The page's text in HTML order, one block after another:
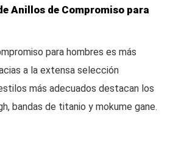
Anillos de Compromiso para
para hombres es más
a la extensa selección
más adecuados destacan los
bandas de titanio y mokume gane.